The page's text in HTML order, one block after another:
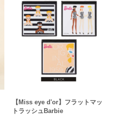
【Miss eye d'or】フラットマッ
トラッシュBarbie